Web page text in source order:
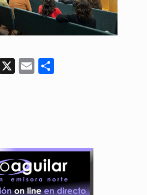
WhatsApp
X Email